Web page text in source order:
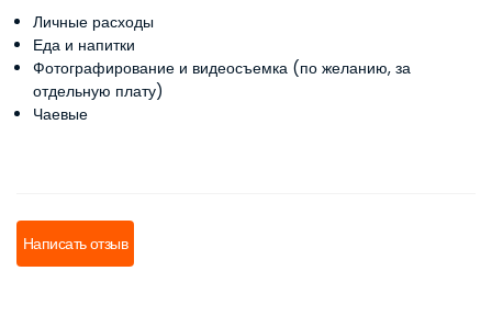
Личные расходы
Еда и напитки
Фотографирование и видеосъемка (по желанию, за
отдельную плату)
Чаевые
Написать отзыв